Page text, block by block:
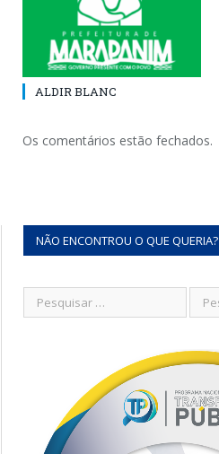
ALDIR BLANC
Os comentários estão fechados.
NÃO ENCONTROU O QUE QUERIA?